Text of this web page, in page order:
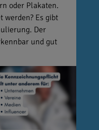
oder Plakaten.
werden? Es gibt
Der
und gut